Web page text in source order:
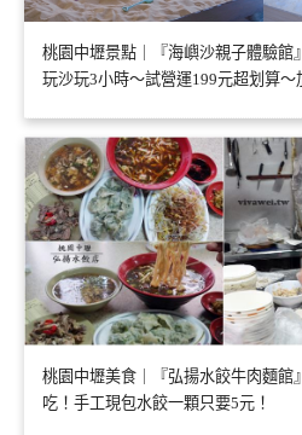
桃園中壢景點｜『海嶼沙親子體驗館
玩沙玩3小時～試營運199元超划算～
桃園中壢美食｜『弘揚水餃牛肉麵館
吃！手工現包水餃一顆只要5元！